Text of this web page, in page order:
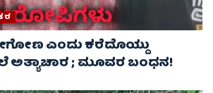
ಎಂದು ಕರೆದೊಯ್ದು
ಅತ್ಯಾಚಾರ ; ಮೂವರ ಬಂಧನ!